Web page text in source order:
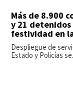
Más de 8.900
y 21 detenidos
festividad en
Despliegue de
Estado y Policías